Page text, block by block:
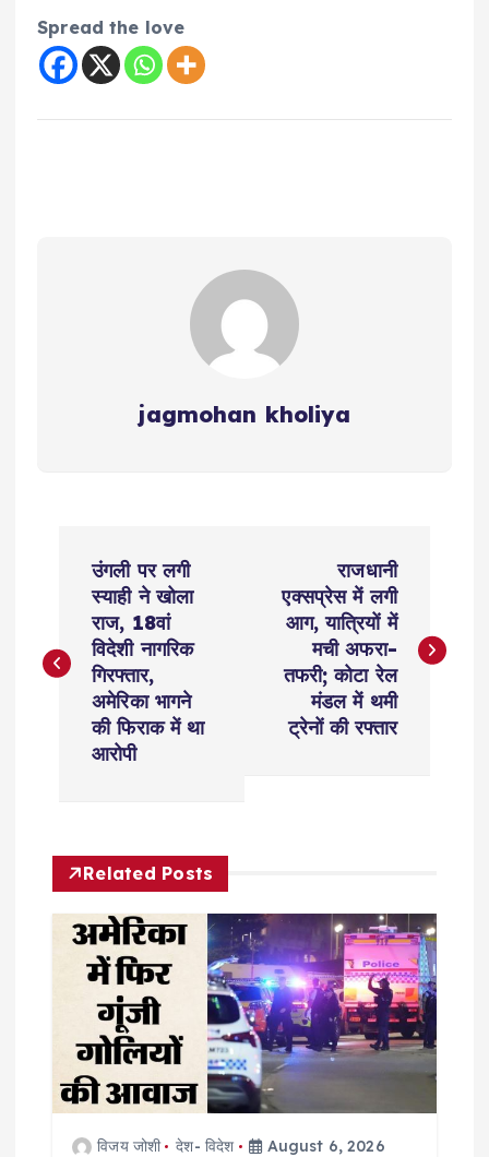
Spread the love
jagmohan kholiya
s
v
उंगली पर लगी
स्याही ने खोला
राज, 18वां
विदेशी नागरिक
गिरफ्तार,
अमेरिका भागने
की फिराक में था
आरोपी
राजधानी
एक्सप्रेस में लगी
आग, यात्रियों में
मची अफरा-
तफरी; कोटा रेल
मंडल में थमी
ट्रेनों की रफ्तार
Related Posts
विजय जोशी देश- विदेश August 6, 2026